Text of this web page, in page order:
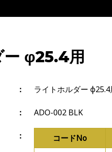
φ25.4用
ライトホルダー φ25.4
ADO-002 BLK
コードNo